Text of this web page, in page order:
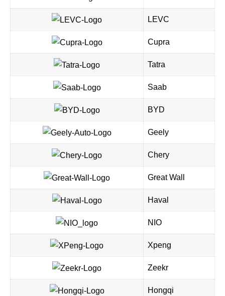
LEVC
Cupra
Tatra
Saab
BYD
Geely
Chery
Great Wall
Haval
NIO
Xpeng
Zeekr
Hongqi